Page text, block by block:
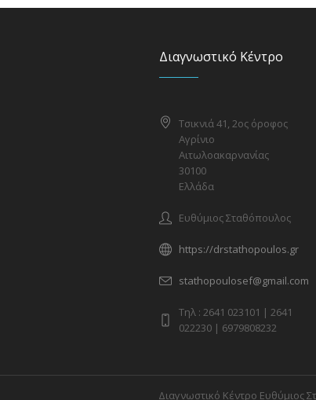
Διαγνωστικό Κέντρο
Τσικνιά 41, 2ος όροφος
Αγρίνιο
Αιτωλοακαρνανίας
30100
Ελλάδα
Ευθύμιος Σταθόπουλος
https://drstathopoulos.gr
stathopoulosef@gmail.com
Tηλ : 2641 023101 | 2641
022230 | 6979808232
Διαγνωστικό Κέντρο Ευθύμιος